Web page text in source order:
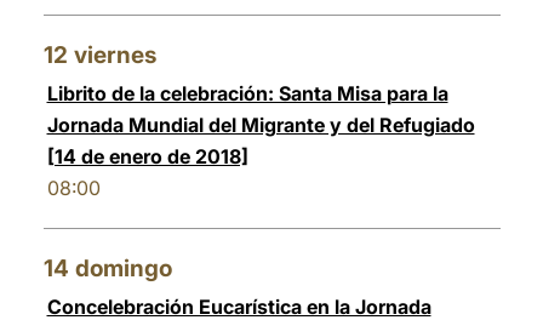
12 viernes
Librito de la celebración: Santa Misa para la
Jornada Mundial del Migrante y del Refugiado
[14 de enero de 2018]
08:00
14 domingo
Concelebración Eucarística en la Jornada